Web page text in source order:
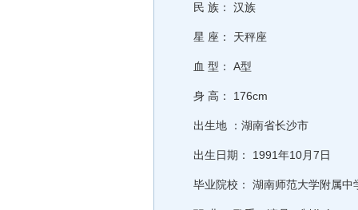
民 族： 汉族
星 座： 天秤座
血 型： A型
身 高： 176cm
出生地 ：湖南省长沙市
出生日期： 1991年10月7日
毕业院校： 湖南师范大学附属中